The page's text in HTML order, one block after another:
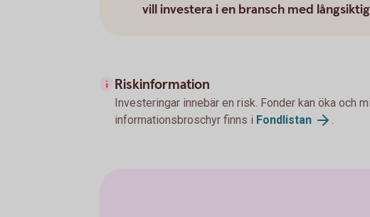
vill investera i en bransch med
Riskinformation
Investeringar innebär en risk. Fonder kan öka och
informationsbroschyr finns i Fondlistan .